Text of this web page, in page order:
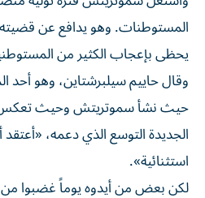
المستوطنات. وهو يدافع عن قضيته
يحظى بإعجاب الكثير من
وقال حاييم سيلبرشتاين، وهو
حيث نشأ سموتريتش وحيث تعكس
الجديدة التوسع الذي دعمه، «أعتقد
استثنائية».
لكن بعض من أيدوه يوماً غضبوا